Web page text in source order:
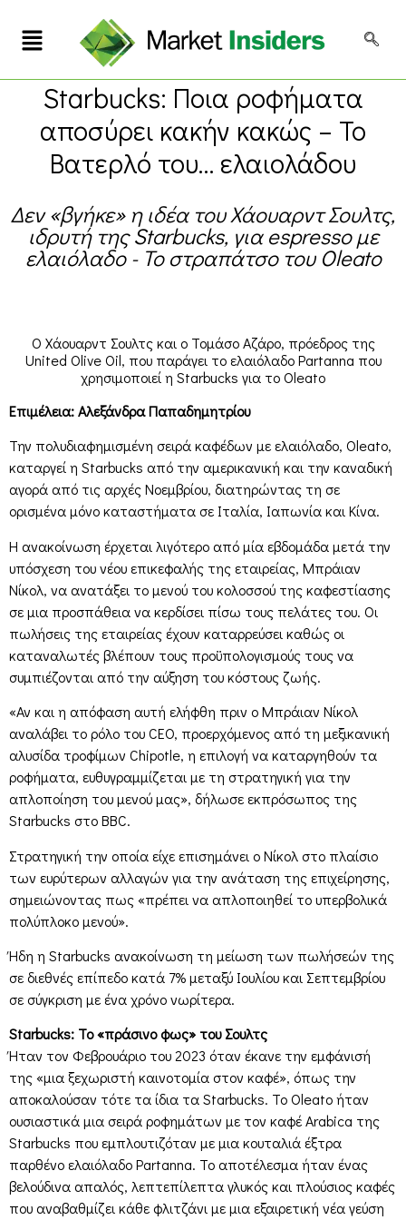
Starbucks: Ποια ροφήματα
αποσύρει κακήν κακώς – Το
Βατερλό του… ελαιολάδου
Δεν «βγήκε» η ιδέα του Χάουαρντ Σουλτς,
ιδρυτή της Starbucks, για espresso με
ελαιόλαδο - Το στραπάτσο του Oleato
Ο Χάουαρντ Σουλτς και ο Τομάσο Αζάρο, πρόεδρος της
United Olive Oil, που παράγει το ελαιόλαδο Partanna που
χρησιμοποιεί η Starbucks για το Oleato
Επιμέλεια: Αλεξάνδρα Παπαδημητρίου
Την πολυδιαφημισμένη σειρά καφέδων με ελαιόλαδο, Oleato,
καταργεί η Starbucks από την αμερικανική και την καναδική
αγορά από τις αρχές Νοεμβρίου, διατηρώντας τη σε
ορισμένα μόνο καταστήματα σε Ιταλία, Ιαπωνία και Κίνα.
Η ανακοίνωση έρχεται λιγότερο από μία εβδομάδα μετά την
υπόσχεση του νέου επικεφαλής της εταιρείας, Μπράιαν
Νίκολ, να ανατάξει το μενού του κολοσσού της καφεστίασης
σε μια προσπάθεια να κερδίσει πίσω τους πελάτες του. Οι
πωλήσεις της εταιρείας έχουν καταρρεύσει καθώς οι
καταναλωτές βλέπουν τους προϋπολογισμούς τους να
συμπιέζονται από την αύξηση του κόστους ζωής.
«Αν και η απόφαση αυτή ελήφθη πριν ο Μπράιαν Νίκολ
αναλάβει το ρόλο του CEO, προερχόμενος από τη μεξικανική
αλυσίδα τροφίμων Chipotle, η επιλογή να καταργηθούν τα
ροφήματα, ευθυγραμμίζεται με τη στρατηγική για την
απλοποίηση του μενού μας», δήλωσε εκπρόσωπος της
Starbucks στο BBC.
Στρατηγική την οποία είχε επισημάνει ο Νίκολ στο πλαίσιο
των ευρύτερων αλλαγών για την ανάταση της επιχείρησης,
σημειώνοντας πως «πρέπει να απλοποιηθεί το υπερβολικά
πολύπλοκο μενού».
Ήδη η Starbucks ανακοίνωση τη μείωση των πωλήσεών της
σε διεθνές επίπεδο κατά 7% μεταξύ Ιουλίου και Σεπτεμβρίου
σε σύγκριση με ένα χρόνο νωρίτερα.
Starbucks: Το «πράσινο φως» του Σουλτς
Ήταν τον Φεβρουάριο του 2023 όταν έκανε την εμφάνισή
της «μια ξεχωριστή καινοτομία στον καφέ», όπως την
αποκαλούσαν τότε τα ίδια τα Starbucks. Το Oleato ήταν
ουσιαστικά μια σειρά ροφημάτων με τον καφέ Arabica της
Starbucks που εμπλουτιζόταν με μια κουταλιά έξτρα
παρθένο ελαιόλαδο Partanna. Το αποτέλεσμα ήταν ένας
βελούδινα απαλός, λεπτεπίλεπτα γλυκός και πλούσιος καφές
που αναβαθμίζει κάθε φλιτζάνι με μια εξαιρετική νέα γεύση